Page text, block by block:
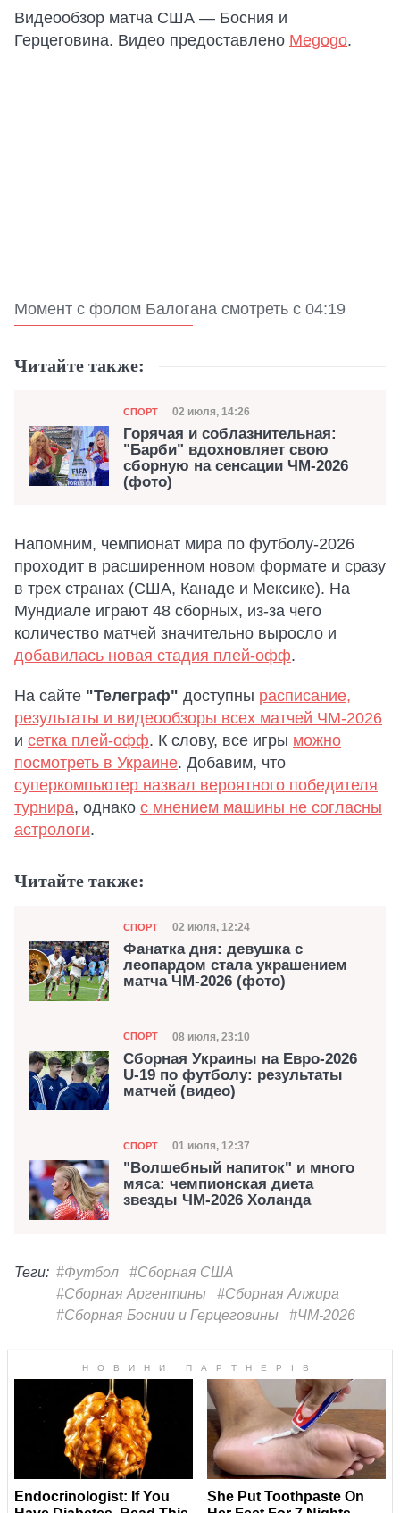
Видеообзор матча США — Босния и
Герцеговина. Видео предоставлено Megogo.
Момент с фолом Балогана смотреть с 04:19
Читайте также:
Категория
СПОРТ Дата публикации
02 июля, 14:26
Горячая и соблазнительная:
"Барби" вдохновляет свою
сборную на сенсации ЧМ-2026
(фото)
Напомним, чемпионат мира по футболу-2026
проходит в расширенном новом формате и сразу
в трех странах (США, Канаде и Мексике). На
Мундиале играют 48 сборных, из-за чего
количество матчей значительно выросло и
добавилась новая стадия плей-офф.
На сайте "Телеграф" доступны расписание,
результаты и видеообзоры всех матчей ЧМ-2026
и сетка плей-офф. К слову, все игры можно
посмотреть в Украине. Добавим, что
суперкомпьютер назвал вероятного победителя
турнира, однако с мнением машины не согласны
астрологи.
Читайте также:
Категория
СПОРТ Дата публикации
02 июля, 12:24
Фанатка дня: девушка с
леопардом стала украшением
матча ЧМ-2026 (фото)
Категория
СПОРТ Дата публикации
08 июля, 23:10
Сборная Украины на Евро-2026
U-19 по футболу: результаты
матчей (видео)
Категория
СПОРТ Дата публикации
01 июля, 12:37
"Волшебный напиток" и много
мяса: чемпионская диета
звезды ЧМ-2026 Холанда
Теги: #Футбол
#Сборная США
#Сборная Аргентины
#Сборная Алжира
#Сборная Боснии и Герцеговины
#ЧМ-2026